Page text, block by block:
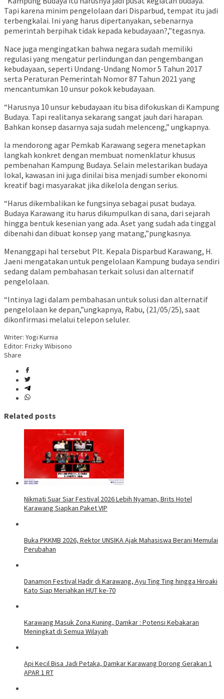
Tapi karena minim pengelolaan dari Disparbud, tempat itu jadi
terbengkalai. Ini yang harus dipertanyakan, sebenarnya
pemerintah berpihak tidak kepada kebudayaan?,”tegasnya.
Nace juga mengingatkan bahwa negara sudah memiliki
regulasi yang mengatur perlindungan dan pengembangan
kebudayaan, seperti Undang-Undang Nomor 5 Tahun 2017
serta Peraturan Pemerintah Nomor 87 Tahun 2021 yang
mencantumkan 10 unsur pokok kebudayaan.
“Harusnya 10 unsur kebudayaan itu bisa difokuskan di Kampung
Budaya. Tapi realitanya sekarang sangat jauh dari harapan.
Bahkan konsep dasarnya saja sudah melenceng,” ungkapnya.
Ia mendorong agar Pemkab Karawang segera menetapkan
langkah konkret dengan membuat nomenklatur khusus
pembenahan Kampung Budaya. Selain melestarikan budaya
lokal, kawasan ini juga dinilai bisa menjadi sumber ekonomi
kreatif bagi masyarakat jika dikelola dengan serius.
“Harus dikembalikan ke fungsinya sebagai pusat budaya.
Budaya Karawang itu harus dikumpulkan di sana, dari sejarah
hingga bentuk kesenian yang ada. Aset yang sudah ada tinggal
dibenahi dan dibuat konsep yang matang,”pungkasnya.
Menanggapi hal tersebut Plt. Kepala Disparbud Karawang, H.
Jaeni mengatakan untuk pengelolaan Kampung budaya sendiri
sedang dalam pembahasan terkait solusi dan alternatif
pengelolaan.
“Intinya lagi dalam pembahasan untuk solusi dan alternatif
pengelolaan ke depan,”ungkapnya, Rabu, (21/05/25), saat
dikonfirmasi melalui telepon seluler.
Writer: Yogi Kurnia
Editor: Frizky Wibisono
Share
Related posts
Nikmati Suar Siar Festival 2026 Lebih Nyaman, Brits Hotel
Karawang Siapkan Paket VIP
Buka PKKMB 2026, Rektor UNSIKA Ajak Mahasiswa Berani Memulai
Perubahan
Danamon Festival Hadir di Karawang, Ayu Ting Ting hingga Hiroaki
Kato Siap Meriahkan HUT ke-70
Karawang Masuk Zona Kuning, Damkar : Potensi Kebakaran
Meningkat di Semua Wilayah
Api Kecil Bisa Jadi Petaka, Damkar Karawang Dorong Gerakan 1
APAR 1 RT